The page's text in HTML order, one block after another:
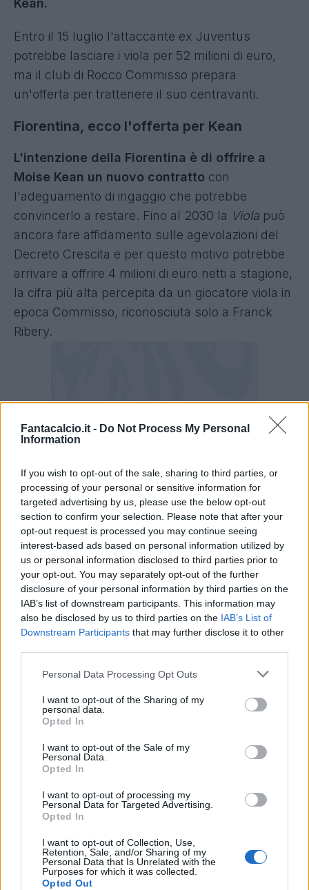
Fantacalcio.it - Do Not Process My Personal
Information
If you wish to opt-out of the sale, sharing to third parties, or
processing of your personal or sensitive information for
targeted advertising by us, please use the below opt-out
section to confirm your selection. Please note that after your
opt-out request is processed you may continue seeing
interest-based ads based on personal information utilized by
us or personal information disclosed to third parties prior to
your opt-out. You may separately opt-out of the further
disclosure of your personal information by third parties on the
IAB’s list of downstream participants. This information may
also be disclosed by us to third parties on the IAB’s List of
Downstream Participants that may further disclose it to other
Personal Data Processing Opt Outs
I want to opt-out of the Sharing of my
personal data.
Opted In
I want to opt-out of the Sale of my
Personal Data.
Opted In
I want to opt-out of processing my
Personal Data for Targeted Advertising.
Opted In
I want to opt-out of Collection, Use,
Retention, Sale, and/or Sharing of my
Personal Data that Is Unrelated with the
Purposes for which it was collected.
Opted Out
Kean.
Entro il 15 luglio l'attaccante ex Juventus
potrebbe lasciare i viola per 52 milioni di euro,
ma il club di Rocco Commisso prepara
un'offerta per trattenere il suo centravanti.
Fiorentina, ecco l'offerta per Kean
L'intenzione della Fiorentina è di offrire a
Moise Kean un nuovo contratto con
l'adeguamento di ingaggio che potrebbe
convincerlo a restare. Fino al 2030 la Viola può
ancora fare affidamento sulle agevolazioni del
Decreto Crescita e per questo motivo potrebbe
arrivare a offrire 4 milioni di euro netti a stagione,
la cifra più alta percepita da un giocatore viola in
epoca Commisso, riconosciuta solo a Franck
Ribery.
I numeri di Kean al Fantacalcio
Nella passata stagione Moise Kean è stata
una delle note più liete anche in ottica
Fantacalcio.
L'attaccante ex Juventus ha tenuto una
fantamedia di 8,08 con un bottino personale
andato a voto.